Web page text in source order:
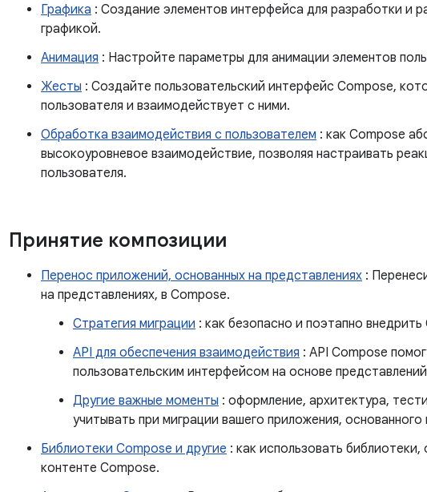
Графика : Создание элементов интерфейса для разработки и
графикой.
Анимация : Настройте параметры для анимации элементов
Жесты : Создайте пользовательский интерфейс Compose,
пользователя и взаимодействует с ними.
Обработка взаимодействия с пользователем : как Compose
высокоуровневое взаимодействие, позволяя настраивать
пользователя.
Принятие композиции
Перенос приложений, основанных на представлениях :
на представлениях, в Compose.
Стратегия миграции : как безопасно и поэтапно
API для обеспечения взаимодействия : API Compose
пользовательским интерфейсом на основе
Другие важные моменты : оформление, архитектура,
учитывать при миграции вашего приложения,
Библиотеки Compose и другие : как использовать
контенте Compose.